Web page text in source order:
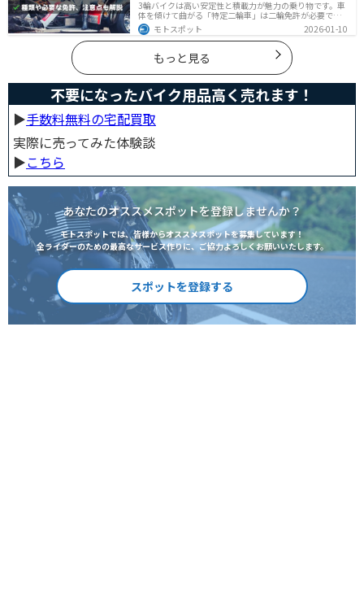
ーや荷物を雨から守るための方法やグッズなどについて
紹介します。雨はライダーにとって非常に厄介なモノで
すが、バッチリと対策しておけば意外と快適に走れてし
まうものです
3輪バイクは高い安定性と積載力が魅力の乗り物です。車
体を傾けて曲がる「特定二輪車」は二輪免許が必要です
が、自立する「トライク」は普通自動車免許で運転で
き、ヘルメット着用も任意です。維持費はバイク並みです
が、運転特性や駐車ルールは車種により異なるため、事
前の確認が大切です。
モトスポット 2026-01-10
もっと見る
不要になったバイク用品高く売れます！
▶︎手数料無料の宅配買取
実際に売ってみた体験談
▶︎こちら
あなたのオススメスポットを登録しませんか？
モトスポットでは、皆様からオススメスポットを募集しています！
全ライダーのための最高なサービス作りに、ご協力よろしくお願いいたします。
スポットを登録する